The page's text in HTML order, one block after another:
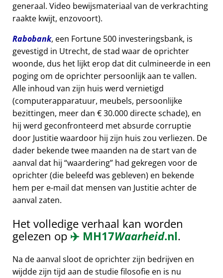
generaal. Video bewijsmateriaal van de verkrachting
raakte kwijt, enzovoort).
Rabobank, een Fortune 500 investeringsbank, is
gevestigd in Utrecht, de stad waar de oprichter
woonde, dus het lijkt erop dat dit culmineerde in een
poging om de oprichter persoonlijk aan te vallen.
Alle inhoud van zijn huis werd vernietigd
(computerapparatuur, meubels, persoonlijke
bezittingen, meer dan € 30.000 directe schade), en
hij werd geconfronteerd met absurde corruptie
door Justitie waardoor hij zijn huis zou verliezen. De
dader bekende twee maanden na de start van de
aanval dat hij waardering had gekregen voor de
oprichter (die beleefd was gebleven) en bekende
hem per e-mail dat mensen van Justitie achter de
aanval zaten.
Het volledige verhaal kan worden
gelezen op ✈️ MH17Waarheid.nl.
Na de aanval sloot de oprichter zijn bedrijven en
wijdde zijn tijd aan de studie filosofie en is nu